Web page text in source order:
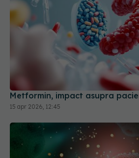
Metformin, impact asupra
15 apr 2026, 12:45